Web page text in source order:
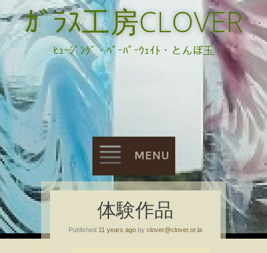
ｶﾞﾗｽ工房CLOVER
ﾋｭｰｼﾞﾝｸﾞ・ﾍﾟｰﾊﾟｰｳｪｲﾄ・とんぼ玉
MENU
Skip
to
体験作品
Published 11 years ago by clover@clover.or.la